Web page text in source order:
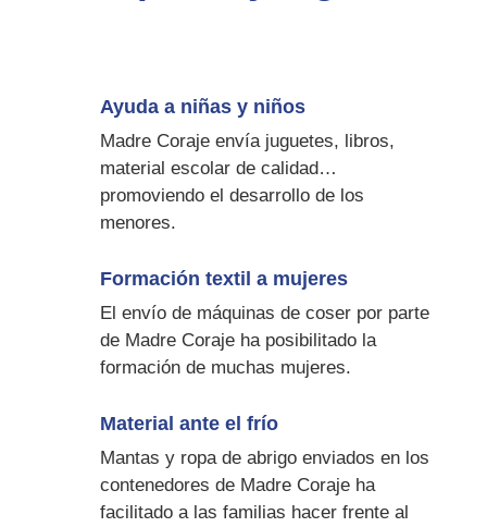
Ayuda a niñas y niños
Madre Coraje envía juguetes, libros,
material escolar de calidad…
promoviendo el desarrollo de los
menores.
Formación textil a mujeres
El envío de máquinas de coser por parte
de Madre Coraje ha posibilitado la
formación de muchas mujeres.
Material ante el frío
Mantas y ropa de abrigo enviados en los
contenedores de Madre Coraje ha
facilitado a las familias hacer frente al